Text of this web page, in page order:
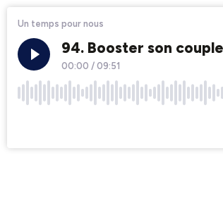
Un temps pour nous
94. Booster son
00:00 /09:51